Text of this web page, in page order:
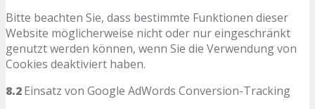
Bitte beachten Sie, dass bestimmte Funktionen dieser
Website möglicherweise nicht oder nur eingeschränkt
genutzt werden können, wenn Sie die Verwendung von
Cookies deaktiviert haben.
8.2Einsatz von Google AdWords Conversion-Tracking